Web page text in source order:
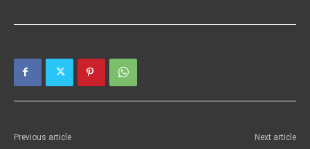
Previous article Next article